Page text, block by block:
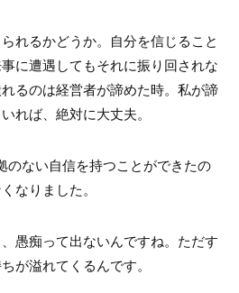
れるかどうか。自分を信じること
に遭遇してもそれに振り回されな
るのは経営者が諦めた時。私が諦
れば、絶対に大丈夫。
のない自信を持つことができたの
なりました。
愚痴って出ないんですね。ただす
が溢れてくるんです。